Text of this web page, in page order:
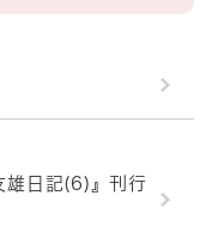
日記(6)』刊行